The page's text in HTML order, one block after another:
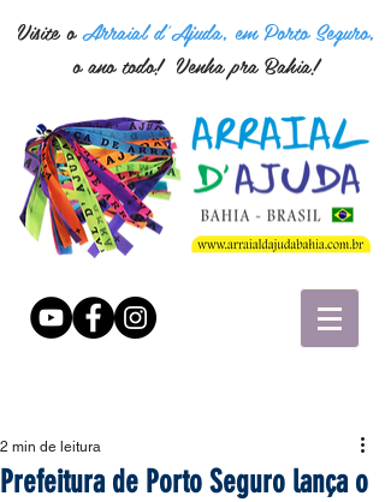
Visite oArraial d'Ajuda, em Porto Seguro,
o ano todo! Venha pra Bahia!
Prefeitura de Porto Seguro lança o
2 min de leitura